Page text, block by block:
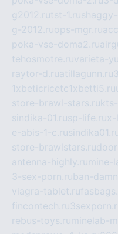
g2012.rutst-1.ru
g-2012.ruops-mgr.ru
poka-vse-doma2.ru
tehosmotre.ruvarieta-
raytor-d.ruatillagunn.ru
1xbeticricetc1xbetti5.ru
store-brawl-stars.ru
sindika-01.rusp-life.rux-
e-abis-1-c.ru
store-brawlstars.ru
antenna-highly.ru mine-
3-sex-porn.ruban-
viagra-tablet.ru
fincontech.ru
rebus-toys.ru minelab-